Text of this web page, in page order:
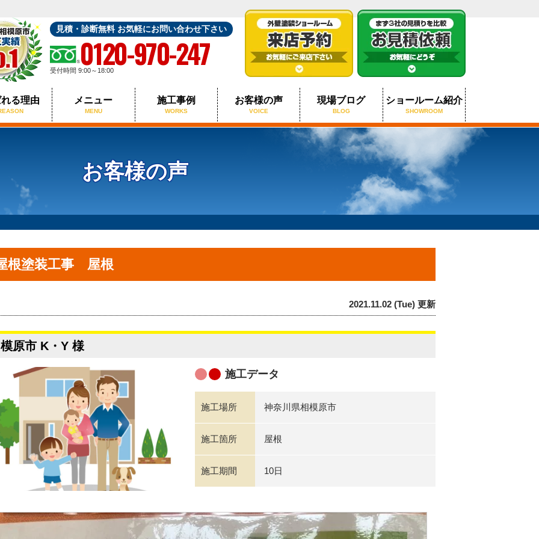
見積・診断無料 お気軽にお問い合わせ下さい
0120-970-247
受付時間 9:00～18:00
る理由 メニュー
MENU
施工事例
WORKS
お客様の声
VOICE
現場ブログ
BLOG
ショールーム紹介
SHOWROOM
お客様の声
根塗装工事 屋根
2021.11.02 (Tue) 更新
原市 K・Y 様
施工データ
施工場所 神奈川県相模原市
施工箇所 屋根
施工期間 10日